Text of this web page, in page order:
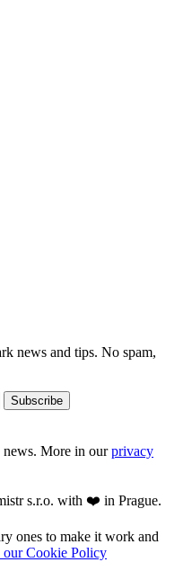
news and tips. No spam,
Subscribe
news. More in ourprivacy
s.r.o. with ❤️ in Prague.
ones to make it work and
Cookie Policy